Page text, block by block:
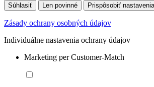
Súhlasiť Len povinné Prispôsobiť nastavenia
Zásady ochrany osobných údajov
Individuálne nastavenia ochrany údajov
Marketing per Customer-Match